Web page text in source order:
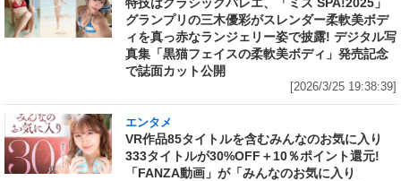
グランプリの三木優彩がスレンダー柔軟美ボデ
ィを真っ赤なランジェリー姿で披露! デジタル写
真集「黒猫フェイスの柔軟美ボディ」発売記念
で誌面カット公開
[2026/3/25 19:38:39]
エンタメ
VR作品85タイトルを含むみんなのお気に入り
333タイトルが30%OFF＋10％ポイント還元!
「FANZA動画」が「みんなのお気に入り